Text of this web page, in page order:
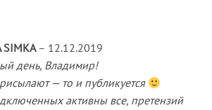
SIMKA– 12.12.2019
день, Владимир!
— то и публикуется
активны все, претензий